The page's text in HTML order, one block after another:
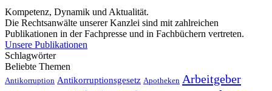
Kompetenz, Dynamik und Aktualität.
Die Rechtsanwälte unserer Kanzlei sind mit zahlreichen
Publikationen in der Fachpresse und in Fachbüchern vertreten.
Unsere Publikationen
Schlagwörter
Beliebte Themen
Antikorruption Antikorruptionsgesetz Apotheken Arbeitgeber